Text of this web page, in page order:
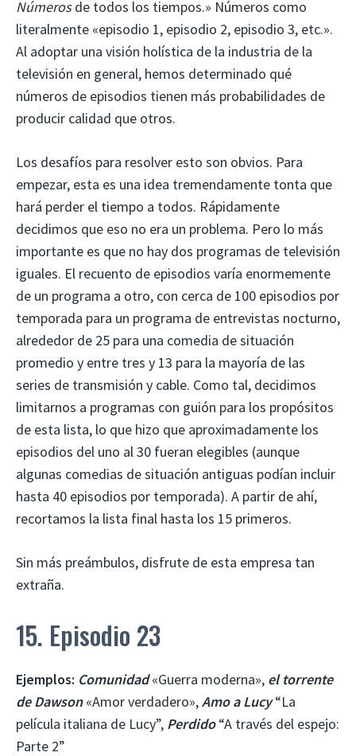
Númerosde todos los tiempos.» Números como
literalmente «episodio 1, episodio 2, episodio 3, etc.».
Al adoptar una visión holística de la industria de la
televisión en general, hemos determinado qué
números de episodios tienen más probabilidades de
producir calidad que otros.
Los desafíos para resolver esto son obvios. Para
empezar, esta es una idea tremendamente tonta que
hará perder el tiempo a todos. Rápidamente
decidimos que eso no era un problema. Pero lo más
importante es que no hay dos programas de televisión
iguales. El recuento de episodios varía enormemente
de un programa a otro, con cerca de 100 episodios por
temporada para un programa de entrevistas nocturno,
alrededor de 25 para una comedia de situación
promedio y entre tres y 13 para la mayoría de las
series de transmisión y cable. Como tal, decidimos
limitarnos a programas con guión para los propósitos
de esta lista, lo que hizo que aproximadamente los
episodios del uno al 30 fueran elegibles (aunque
algunas comedias de situación antiguas podían incluir
hasta 40 episodios por temporada). A partir de ahí,
recortamos la lista final hasta los 15 primeros.
Sin más preámbulos, disfrute de esta empresa tan
extraña.
15. Episodio 23
Ejemplos: Comunidad«Guerra moderna», el torrente
de Dawson«Amor verdadero»,Amo a Lucy“La
película italiana de Lucy”, Perdido“A través del espejo:
Parte 2”